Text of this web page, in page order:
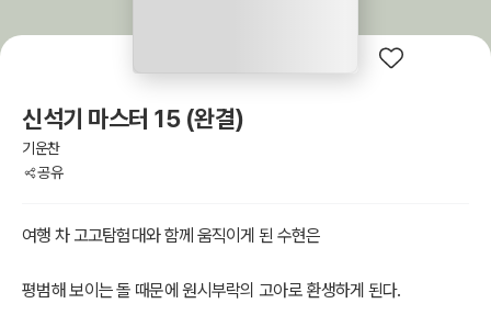
신석기 마스터 15 (완결)
기운찬
공유
여행 차 고고탐험대와 함께 움직이게 된 수현은
평범해 보이는 돌 때문에 원시부락의 고아로 환생하게 된다.